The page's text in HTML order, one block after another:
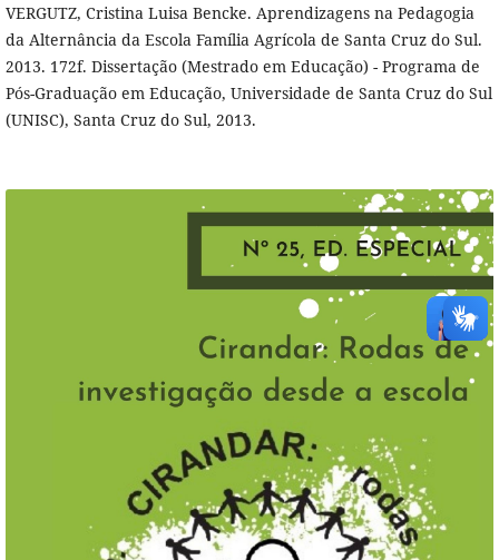
VERGUTZ, Cristina Luisa Bencke. Aprendizagens na Pedagogia
da Alternância da Escola Família Agrícola de Santa Cruz do Sul.
2013. 172f. Dissertação (Mestrado em Educação) - Programa de
Pós-Graduação em Educação, Universidade de Santa Cruz do Sul
(UNISC), Santa Cruz do Sul, 2013.